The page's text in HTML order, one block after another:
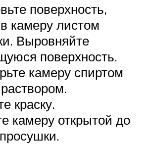
поверхность,
камеру листом
Выровняйте
поверхность.
камеру спиртом
краску.
камеру открытой до